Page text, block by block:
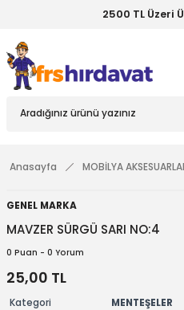
2500 TL Üzeri
Anasayfa MOBİLYA
GENEL MARKA
MAVZER SÜRGÜ SARI NO:4
0 Puan - 0 Yorum
25,00 TL
Kategori
MENTEŞELER